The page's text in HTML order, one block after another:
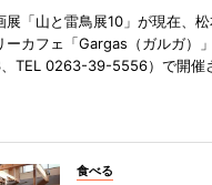
展「山と雷鳥展10」が現在、
ーカフェ「Gargas（ガルガ）
TEL 0263-39-5556）で開催
食べる